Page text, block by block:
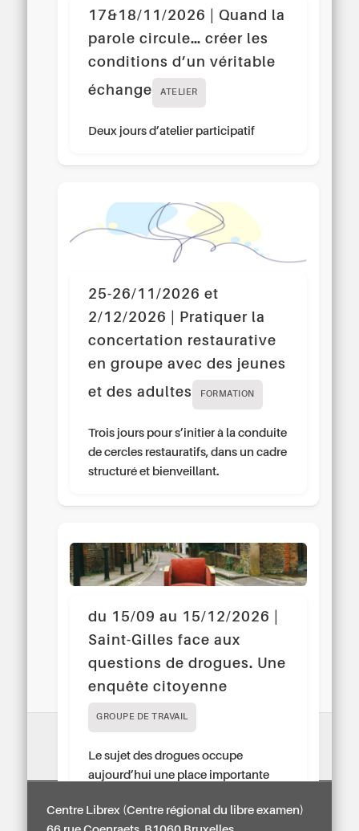
17&18/11/2026 | Quand la
parole circule… créer les
conditions d’un véritable
échange
ATELIER
Deux jours d’atelier participatif
25-26/11/2026 et
2/12/2026 | Pratiquer la
concertation restaurative
en groupe avec des jeunes
et des adultes
FORMATION
Trois jours pour s’initier à la conduite
de cercles restauratifs, dans un cadre
structuré et bienveillant.
du 15/09 au 15/12/2026 |
Saint-Gilles face aux
questions de drogues. Une
enquête citoyenne
GROUPE DE TRAVAIL
Le sujet des drogues occupe
aujourd’hui une place importante
Pourtant, les personnes qui vivent ces
Centre Librex (Centre régional du libre examen)